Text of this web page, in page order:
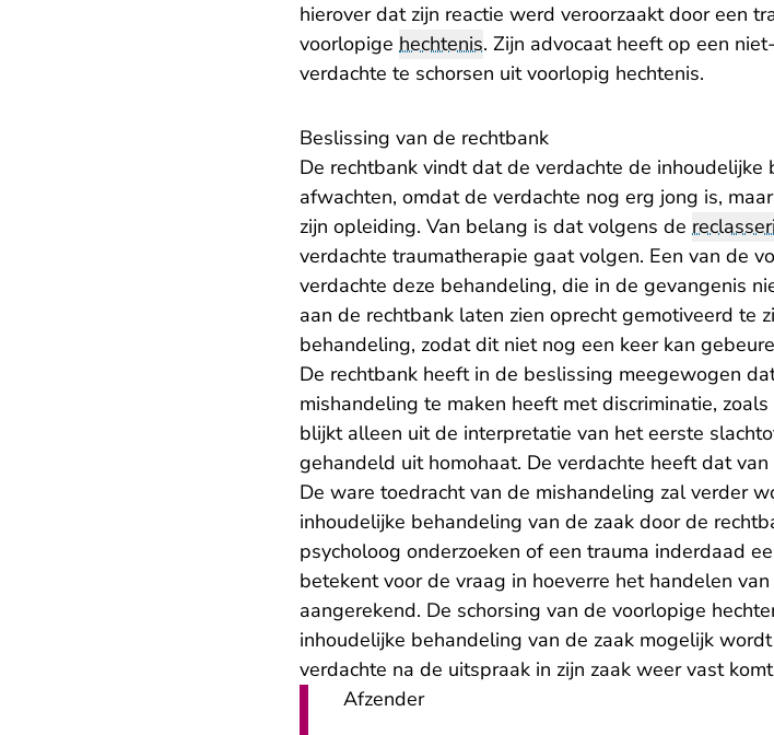
hierover dat zijn reactie werd veroorzaakt door een
voorlopige hechtenis. Zijn advocaat heeft op een
verdachte te schorsen uit voorlopig hechtenis.
Beslissing van de rechtbank
De rechtbank vindt dat de verdachte de inhoudelijke
afwachten, omdat de verdachte nog erg jong is,
zijn opleiding. Van belang is dat volgens de
verdachte traumatherapie gaat volgen. Een van de
verdachte deze behandeling, die in de gevangenis
aan de rechtbank laten zien oprecht gemotiveerd te
behandeling, zodat dit niet nog een keer kan
De rechtbank heeft in de beslissing meegewogen
mishandeling te maken heeft met discriminatie,
blijkt alleen uit de interpretatie van het eerste
gehandeld uit homohaat. De verdachte heeft dat
De ware toedracht van de mishandeling zal verder
inhoudelijke behandeling van de zaak door de
psycholoog onderzoeken of een trauma inderdaad
betekent voor de vraag in hoeverre het handelen
aangerekend. De schorsing van de voorlopige
inhoudelijke behandeling van de zaak mogelijk
verdachte na de uitspraak in zijn zaak weer vast
Afzender